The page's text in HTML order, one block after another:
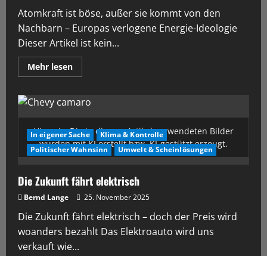
Atomkraft ist böse, außer sie kommt von den
Nachbarn – Europas verlogene Energie-Ideologie
Dieser Artikel ist kein...
Mehr lesen
Hinweis: Die in diesem Artikel verwendeten Bilder
wurden mit KI erstellt bzw. KI-gestützt erzeugt.
In eigener Sache
Klima & Kontrolle
Politischer Wahnsinn
Umwelt & Scheinlösungen
Die Zukunft fährt elektrisch
Bernd Lange 25. November 2025
Die Zukunft fährt elektrisch – doch der Preis wird
woanders bezahlt Das Elektroauto wird uns
verkauft wie...